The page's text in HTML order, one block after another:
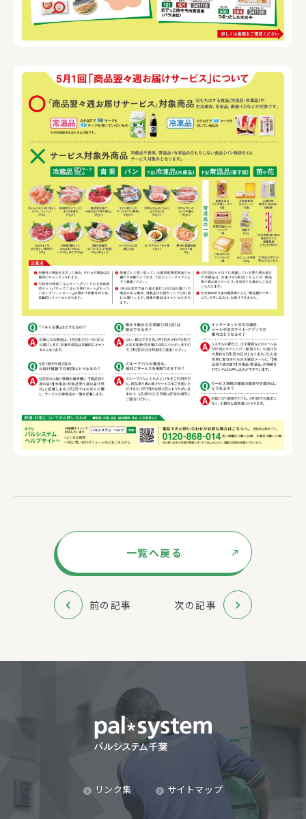
一覧へ戻る
前の記事 次の記事
リンク集 サイトマップ